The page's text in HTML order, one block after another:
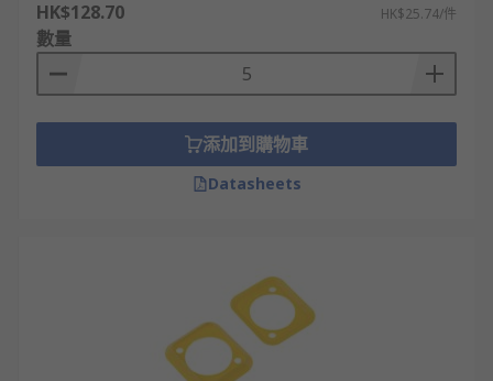
HK$128.70 HK$25.74/件
數量
添加到購物車
Datasheets